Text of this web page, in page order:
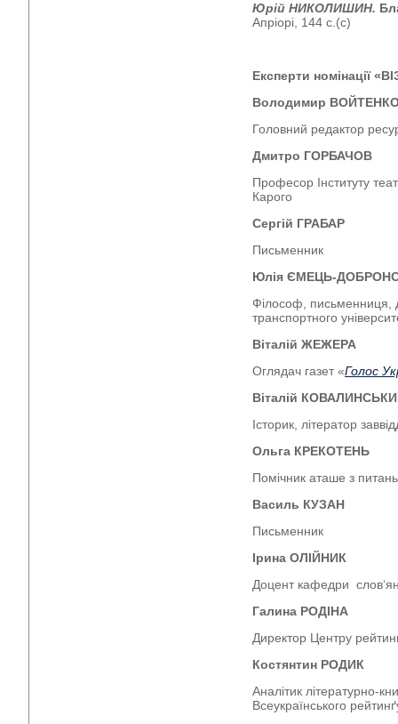
Юрій НИКОЛИШИН.
Апріорі, 144 с.(с)
Експерти номінації
Володимир
Головний редактор
Дмитро ГОРБАЧОВ
Професор Інституту
Карого
Сергій ГРАБАР
Письменник
Юлія ЄМЕЦЬ-
Філософ, письменниця,
транспортного
Віталій ЖЕЖЕРА
Оглядач газет «Голос
Віталій
Історик, літератор
Ольга КРЕКОТЕНЬ
Помічник аташе з
Василь КУЗАН
Письменник
Ірина ОЛІЙНИК
Доцент кафедри
Галина РОДІНА
Директор Центру
Костянтин РОДИК
Аналітик літературно-
Всеукраїнського